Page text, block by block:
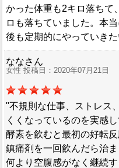
かった体重も2キロ落ちて
ロも落ちていました。本
後も定期的にやっていきた
ななさん
女性 投稿日：2020年07月21日
"不規則な仕事、ストレス
くくなっているのを実感し
酵素を飲むと最初の好転
鎮痛剤を一回飲んだら治
何より空腹感がなく継続す